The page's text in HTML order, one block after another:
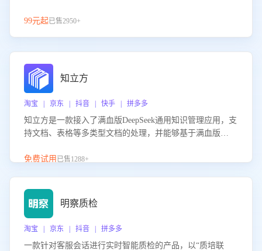
99元起已售2950+
知立方
淘宝 | 京东 | 抖音 | 快手 | 拼多多
知立方是一款接入了满血版DeepSeek通用知识管理应用，支
持文档、表格等多类型文档的处理，并能够基于满血版
识支持，帮助用户高效管理和利用知识资源。通过该产品，
免费试用 已售1288+
明察质检
淘宝 | 京东 | 抖音 | 拼多多
一款针对客服会话进行实时智能质检的产品，以“质培联